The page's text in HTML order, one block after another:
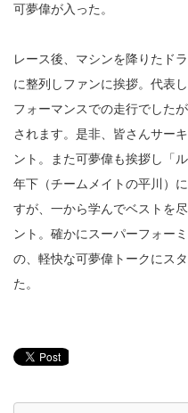
可夢偉が入った。
レース後、マシンを降りたド
に整列しファンに挨拶。代表
フォーマンスでの走行でした
されます。是非、皆さんサー
ント。また可夢偉も挨拶し「
年下（チームメイトの平川）
すが、一から学んでベストを
ント。確かにスーパーフォー
の、軽快な可夢偉トークにス
た。